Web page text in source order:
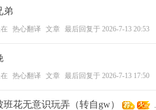
弟
热心翻译 文章 最后回复于 2026-7-13 20:53
热心翻译 文章 最后回复于 2026-7-13 17:50
花无意识玩弄（转自gw）